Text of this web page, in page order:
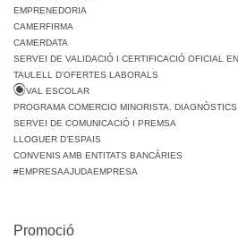
EMPRENEDORIA
CAMERFIRMA
CAMERDATA
SERVEI DE VALIDACIÓ I CERTIFICACIÓ OFICIAL
TAULELL D’OFERTES LABORALS
VAL ESCOLAR
PROGRAMA COMERCIO MINORISTA. DIAGNÒSTICS
SERVEI DE COMUNICACIÓ I PREMSA
LLOGUER D’ESPAIS
CONVENIS AMB ENTITATS BANCÀRIES
#EMPRESAAJUDAEMPRESA
Promoció